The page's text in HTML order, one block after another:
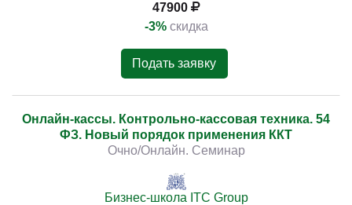
47900
-3% скидка
Подать заявку
Онлайн-кассы. Контрольно-кассовая техника. 54
ФЗ. Новый порядок применения ККТ
Очно/Онлайн. Семинар
Бизнес-школа ITC Group